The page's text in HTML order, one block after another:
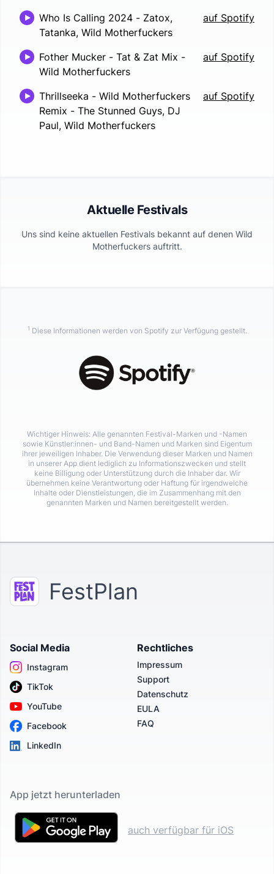
Who Is Calling 2024 - Zatox,
Tatanka, Wild Motherfuckers
auf Spotify
Fother Mucker - Tat & Zat Mix -
Wild Motherfuckers
auf Spotify
Thrillseeka - Wild Motherfuckers
Remix - The Stunned Guys, DJ
Paul, Wild Motherfuckers
auf Spotify
Aktuelle Festivals
Uns sind keine aktuellen Festivals bekannt auf denen Wild
Motherfuckersauftritt.
1 Diese Informationen werden von Spotify zur Verfügung gestellt.
Wichtiger Hinweis: Alle genannten Festival-Marken und -Namen
sowie Künstler:innen- und Band-Namen und Marken sind Eigentum
ihrer jeweiligen Inhaber. Die Verwendung dieser Marken und Namen
in unserer App dient lediglich zu Informationszwecken und stellt
keine Billigung oder Unterstützung durch die Inhaber dar. Wir
übernehmen keine Verantwortung oder Haftung für irgendwelche
Inhalte oder Dienstleistungen, die im Zusammenhang mit den
genannten Marken und Namen bereitgestellt werden.
FestPlan
Social Media
Instagram
TikTok
YouTube
Facebook
LinkedIn
Rechtliches
Impressum
Support
Datenschutz
EULA
FAQ
App jetzt herunterladen
auch verfügbar für iOS